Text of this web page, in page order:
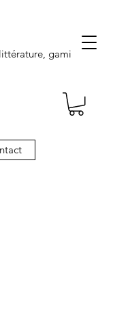
gaming,